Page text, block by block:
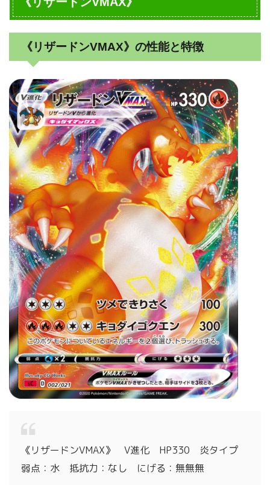
《リザードンVMAX》の性能と特徴
《リザードンVMAX》 V進化 HP330 炎タイプ
弱点：水 抵抗力：なし にげる：無無無